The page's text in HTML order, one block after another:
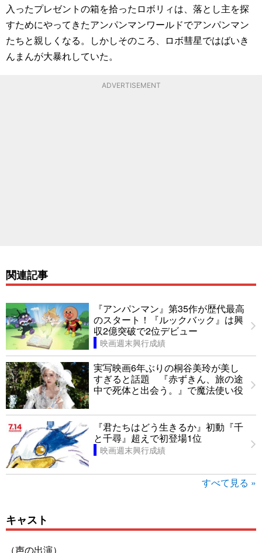
入ったプレゼントの箱を拾ったロボリィは、落とし主を探
すためにやってきたアンパンマンワールドでアンパンマン
たちと親しくなる。しかしそのころ、ロボ彗星ではばいき
んまんが大暴れしていた。
ADVERTISEMENT
関連記事
『アンパンマン』第35作が歴代最高
のスタート！『ルックバック』は興
収2億突破で2位デビュー
映画週末興行成績
実写映画6年ぶりの桐谷美玲が美し
すぎると話題 『赤ずきん、旅の途
中で死体と出会う。』で魔法使い役
『君たちはどう生きるか』初動『千
と千尋』超えで初登場1位
映画週末興行成績
すべて見る »
キャスト
（声の出演）